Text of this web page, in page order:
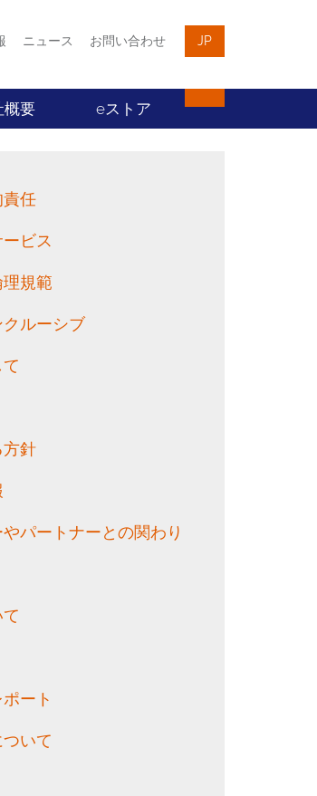
ニュース お問い合わせ JP
概要 eストア
任
ビス
規範
ルーシブ
方針
パートナーとの関わり
ート
いて